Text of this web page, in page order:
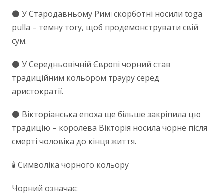
⚫ У Стародавньому Римі скорботні носили toga
pulla – темну тогу, щоб продемонструвати свій
сум.
⚫ У Середньовічній Європі чорний став
традиційним кольором трауру серед
аристократії.
⚫ Вікторіанська епоха ще більше закріпила цю
традицію – королева Вікторія носила чорне після
смерті чоловіка до кінця життя.
🕯 Символіка чорного кольору
Чорний означає: